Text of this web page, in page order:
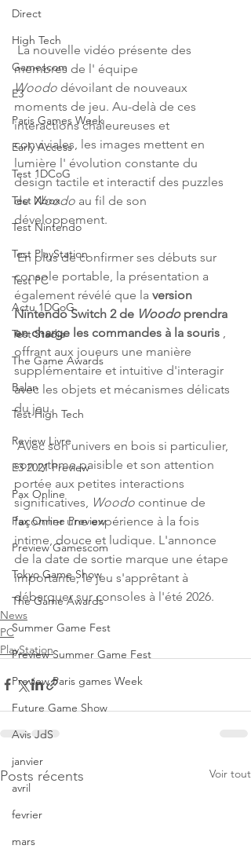
Direct
High Tech
Gamescom
E3
Paris Games Week
Early Access
Test 1DCoG
Test Xbox
Test Nintendo
Test PlayStation
Test PC
Actu 1DCoG
Test Stadia
The Game Awards
Balan
Test High Tech
Review Livre
E3 2021 Preview
Pax Online
Pax Online Preview
Preview Gamescom
Tokyo Game Show
The Game Awards
Summer Game Fest
Preview Summer Game Fest
Preview Paris games Week
Future Game Show
Avis JdS
janvier
avril
fevrier
mars
La nouvelle vidéo présente des
membres de l' équipe
Woodo dévoilant de nouveaux
moments de jeu. Au-delà de ces
interactions chaleureuses et
conviviales, les images mettent en
lumière l' évolution constante du
design tactile et interactif des puzzles
de Woodo au fil de son
développement.
En plus de confirmer ses débuts sur
console portable, la présentation a
également révélé que la version
Nintendo Switch 2 de Woodo prendra
en charge les commandes à la souris
offrant aux joueurs une manière
supplémentaire et intuitive d'interagir
avec les objets et mécanismes délicats
du jeu.
Avec son univers en bois si particulier,
son rythme paisible et son attention
portée aux petites interactions
significatives,
Woodo continue de
façonner une expérience à la fois
intime, douce et ludique. L'annonce
de la date de sortie marque une étape
importante, le jeu s'apprêtant à
débarquer sur consoles à l'été 2026.
News
PC
PlayStation
Posts récents Voir tout